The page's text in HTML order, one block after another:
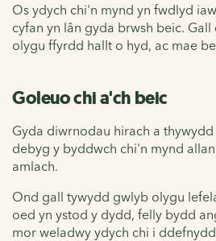
Os ydych chi'n mynd yn fwdlyd
cyfan yn lân gyda brwsh beic.
olygu ffyrdd hallt o hyd, ac mae
Goleuo chi a'ch beic
Gyda diwrnodau hirach a thywydd
debyg y byddwch chi'n mynd
amlach.
Ond gall tywydd gwlyb olygu
oed yn ystod y dydd, felly bydd
mor weladwy ydych chi i